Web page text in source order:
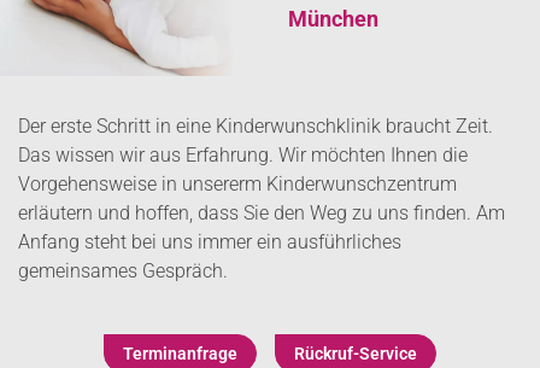
München
Der erste Schritt in eine Kinderwunschklinik braucht Zeit.
Das wissen wir aus Erfahrung. Wir möchten Ihnen die
Vorgehensweise in unsererm Kinderwunschzentrum
erläutern und hoffen, dass Sie den Weg zu uns finden. Am
Anfang steht bei uns immer ein ausführliches
gemeinsames Gespräch.
Terminanfrage Rückruf-Service